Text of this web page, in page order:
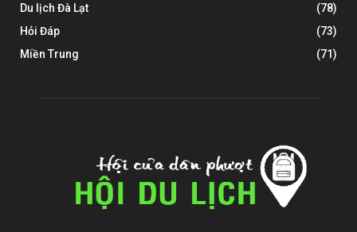
Du lịch Đà Lạt
(78)
Hỏi Đáp
(73)
Miền Trung
(71)